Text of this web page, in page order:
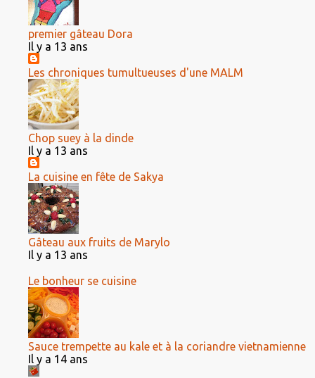
premier gâteau Dora
Il y a 13 ans
Les chroniques tumultueuses d'une MALM
Chop suey à la dinde
Il y a 13 ans
La cuisine en fête de Sakya
Gâteau aux fruits de Marylo
Il y a 13 ans
Le bonheur se cuisine
Sauce trempette au kale et à la coriandre vietnamienne
Il y a 14 ans